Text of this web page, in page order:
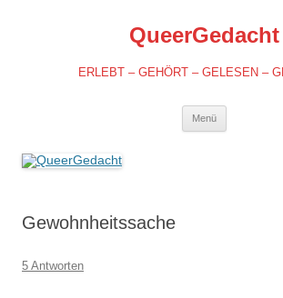
QueerGedacht
ERLEBT – GEHÖRT – GELESEN –
Menü
Gewohnheitssache
5 Antworten